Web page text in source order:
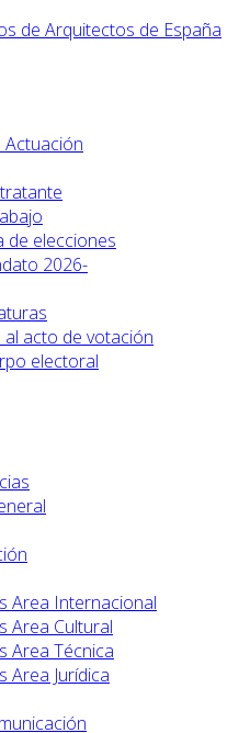
Actuación
de elecciones
2026-
al acto de votación
electoral
Area Internacional
Area Cultural
Area Técnica
Area Jurídica